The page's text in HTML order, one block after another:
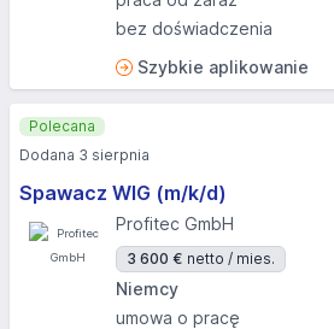
bez doświadczenia
Szybkie aplikowanie
Spawacz WIG (m/k/d)
Profitec GmbH
3 600 € netto / mies.
Niemcy
umowa o pracę
Polecana
Dodana 3 sierpnia